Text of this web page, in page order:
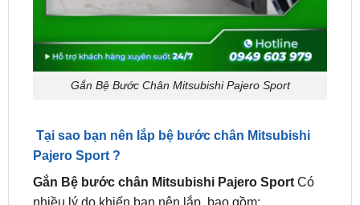
Gắn Bệ Bước Chân Mitsubishi Pajero Sport
Tại sao bạn nên lắp bệ bước chân Mitsubishi
Gắn Bệ bước chân Mitsubishi Pajero SportCó
nhiều lý do khiến bạn nên lắp, bao gồm:
Tiện ích và an toàn trong quá trình lên xuống xe: